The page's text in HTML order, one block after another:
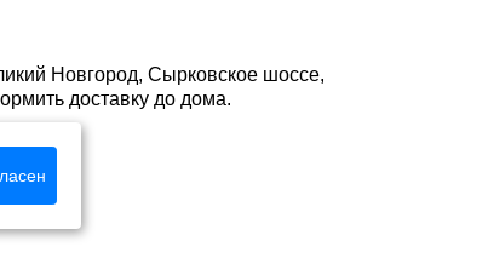
Новгород, Сырковское шоссе,
доставку до дома.